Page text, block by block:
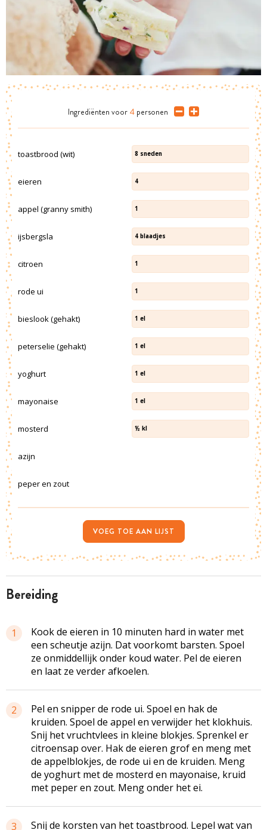
bereiding
1
Kook de eieren in 10 minuten hard in water met
een scheutje azijn. Dat voorkomt barsten. Spoel
ze onmiddellijk onder koud water. Pel de eieren
en laat ze verder afkoelen.
2
Pel en snipper de rode ui. Spoel en hak de
kruiden. Spoel de appel en verwijder het klokhuis.
Snij het vruchtvlees in kleine blokjes. Sprenkel er
citroensap over. Hak de eieren grof en meng met
de appelblokjes, de rode ui en de kruiden. Meng
de yoghurt met de mosterd en mayonaise, kruid
met peper en zout. Meng onder het ei.
3 Snij de korsten van het toastbrood. Lepel wat van
Ingrediënten voor 4 personen
toastbrood (wit) 8 sneden
eieren 4
appel (granny smith) 1
ijsbergsla 4 blaadjes
citroen 1
rode ui 1
bieslook (gehakt) 1 el
peterselie (gehakt) 1 el
yoghurt 1 el
mayonaise 1 el
mosterd ½ kl
azijn
peper en zout
VOEG TOE AAN LIJST